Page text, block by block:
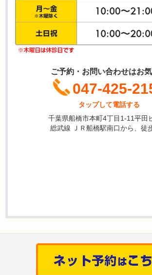
ご予約・お問い合わせはお
047-425-
タップして電話する
千葉県船橋市本町4丁目1-11平田
総武線 ＪＲ船橋駅南口から、徒